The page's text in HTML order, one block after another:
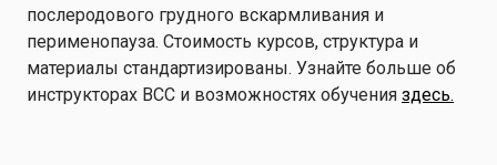
послеродового грудного вскармливания и
перименопауза. Стоимость курсов, структура и
материалы стандартизированы. Узнайте больше об
инструкторах BCC и возможностях обучения здесь.